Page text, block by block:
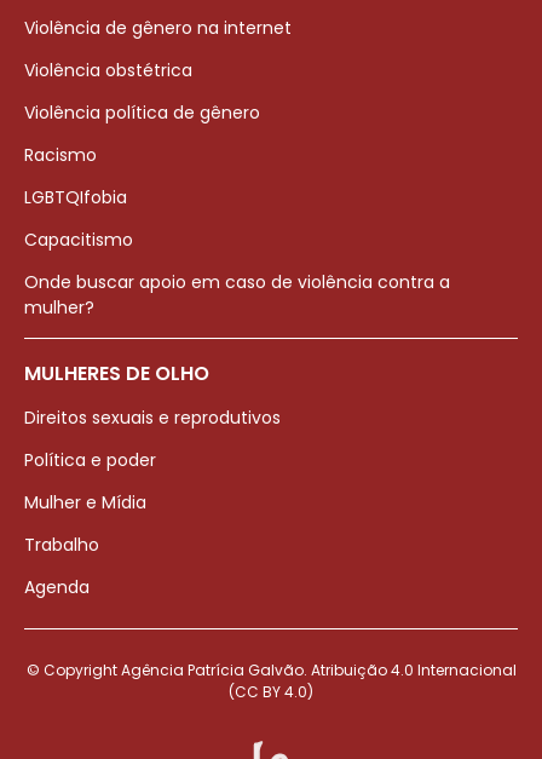
Violência de gênero na internet
Violência obstétrica
Violência política de gênero
Racismo
LGBTQIfobia
Capacitismo
Onde buscar apoio em caso de violência contra a
mulher?
MULHERES DE OLHO
Direitos sexuais e reprodutivos
Política e poder
Mulher e Mídia
Trabalho
Agenda
© Copyright Agência Patrícia Galvão. Atribuição 4.0 Internacional
(CC BY 4.0)